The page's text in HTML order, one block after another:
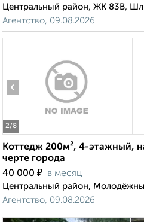
Центральный район, ЖК 83В,
Агентство, 09.08.2026
2/8
‹
Коттедж 200м², 4-этажный,
черте города
40 000 ₽ в месяц
Центральный район,
Агентство, 09.08.2026